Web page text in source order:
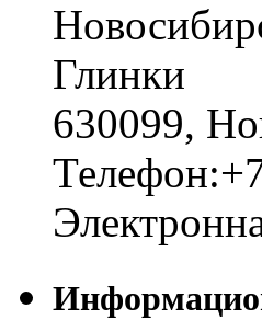
Глинки
630099,
Телефон: